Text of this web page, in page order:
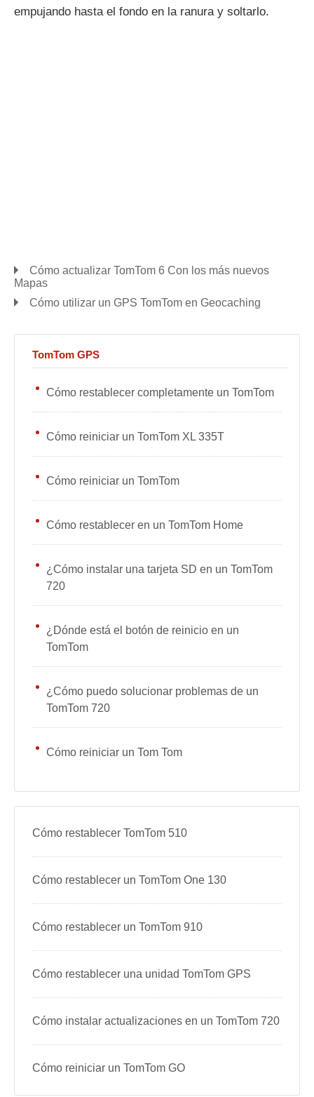
empujando hasta el fondo en la ranura y soltarlo.
Cómo actualizar TomTom 6 Con los más nuevos
Mapas
Cómo utilizar un GPS TomTom en Geocaching
TomTom GPS
Cómo restablecer completamente un TomTom
Cómo reiniciar un TomTom XL 335T
Cómo reiniciar un TomTom
Cómo restablecer en un TomTom Home
¿Cómo instalar una tarjeta SD en un TomTom
720
¿Dónde está el botón de reinicio en un
TomTom
¿Cómo puedo solucionar problemas de un
TomTom 720
Cómo reiniciar un Tom Tom
Cómo restablecer TomTom 510
Cómo restablecer un TomTom One 130
Cómo restablecer un TomTom 910
Cómo restablecer una unidad TomTom GPS
Cómo instalar actualizaciones en un TomTom 720
Cómo reiniciar un TomTom GO